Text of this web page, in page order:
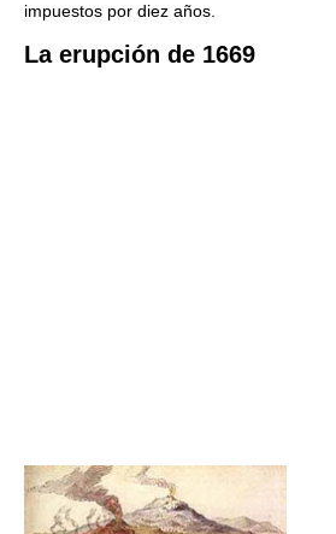
impuestos por diez años.
La erupción de 1669